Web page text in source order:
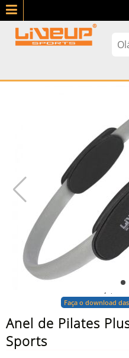
foto
Faça o download
Anel de Pilates
Sports